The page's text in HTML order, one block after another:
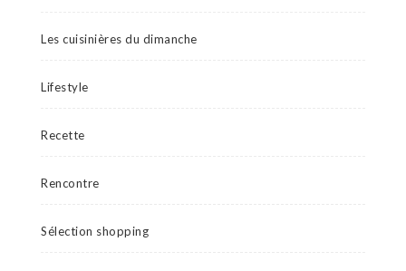
Les cuisinières du dimanche
Lifestyle
Recette
Rencontre
Sélection shopping